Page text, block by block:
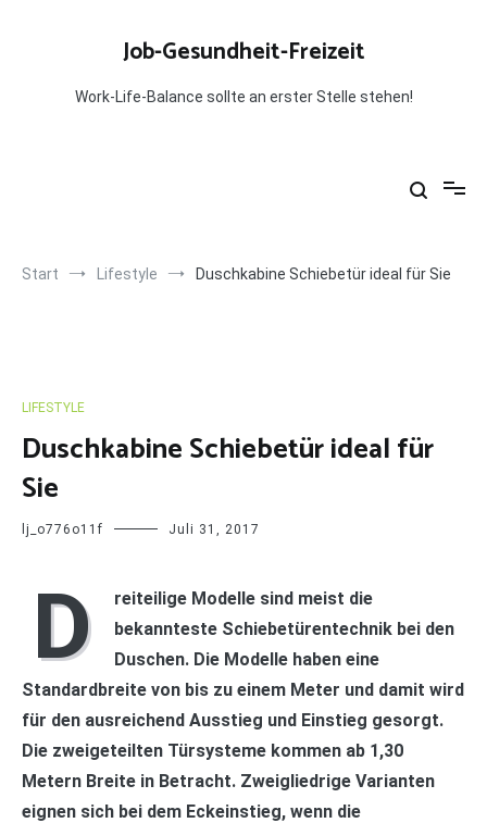
Job-Gesundheit-Freizeit
Work-Life-Balance sollte an erster Stelle stehen!
Start Lifestyle Duschkabine Schiebetür ideal für Sie
LIFESTYLE
Duschkabine Schiebetür ideal für
Sie
lj_o776o11f Juli 31, 2017
D
reiteilige Modelle sind meist die
bekannteste Schiebetürentechnik bei den
Duschen. Die Modelle haben eine
Standardbreite von bis zu einem Meter und damit wird
für den ausreichend Ausstieg und Einstieg gesorgt.
Die zweigeteilten Türsysteme kommen ab 1,30
Metern Breite in Betracht. Zweigliedrige Varianten
eignen sich bei dem Eckeinstieg, wenn die